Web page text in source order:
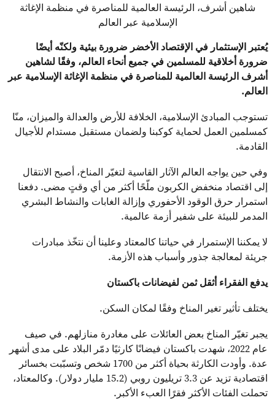
شاهين أشرف، الرئيسة العالمية للمناصرة في منظمة الإغاثة
الإسلامية عبر العالم
يُعتبر الإستثمار في الإقتصاد الأخضر ضرورة بيئية ولكنّه أيضًا
ضرورة أخلاقية للمسلمين في جميع أنحاء العالم، وفقًا لشاهين
أشرف الرئيسة العالمية للمناصرة في منظمة الإغاثة الإسلامية عبر
العالم.
تستوجب المبادئ الإسلامية، الخلافة للأرض والعدالة والميزان، منّا
كمسلمين العمل لحماية كوكبنا ولضمان مستقبل مستدام للأجيال
القادمة.
وفي حين يواجه العالم الآثار القاسية لتغيّر المناخ، أصبح الانتقال
إلى اقتصاد منخفض الكربون ملّحًا أكثر من أي وقتٍ مضى. دفعنا
استمرار حرق الوقود الأحفوري وإزالة الغابات والنشاط البشري
المدمر للبيئة على شفير أزمة عالمية.
لا يمكننا الإستمرار في حياتنا كالمعتاد وعلينا أن نتخّذ مبادرات
جريئة لمعالجة جذور وأسباب هذه الأزمة.
يدفع الفقراء أثقل ثمن لفيضانات باكستان
يختلف تأثير تغير المناخ وفقًا لمكان السكن.
يجبر تغيّر المناخ بعض العائلات على مغادرة منازلهم. في صيف
عام 2022، شهدت باكستان فيضانًا كارثيًا دمّر البلاد على مدى أشهر
عدة. وأودت الكارثة بحياة أكثر من 1700 شخص وتسبّبت بخسائر
اقتصادية تزيد عن 3.3 تريليون روبي (15.2 مليار دولار). وكالمعتاد،
تحملت الفئات الأكثر فقرًا العبء الأكبر.